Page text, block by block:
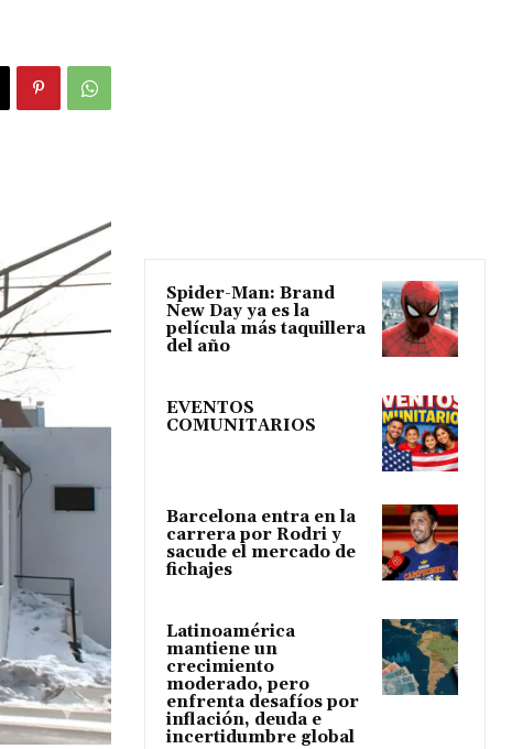
Spider-Man: Brand
New Day ya es la
película más taquillera
del año
EVENTOS
COMUNITARIOS
Barcelona entra en la
carrera por Rodri y
sacude el mercado de
fichajes
Latinoamérica
mantiene un
crecimiento
moderado, pero
enfrenta desafíos por
inflación, deuda e
incertidumbre global